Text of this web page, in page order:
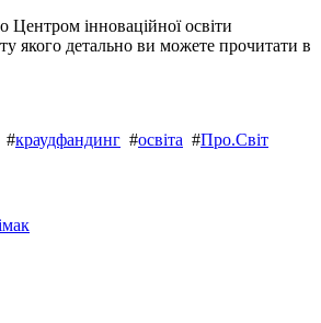
Центром інноваційної освіти
якого детально ви можете прочитати в
#краудфандинг #освіта #Про.Світ